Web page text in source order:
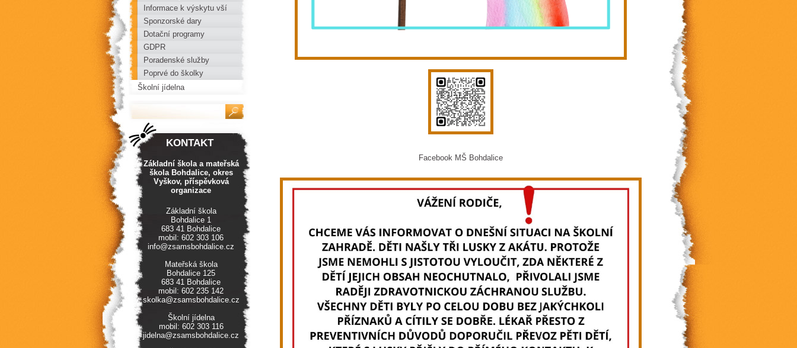
Facebook MŠ Bohdalice
Informace k výskytu vší
Sponzorské dary
Dotační programy
GDPR
Poradenské služby
Poprvé do školky
Školní jídelna
KONTAKT
Základní škola a mateřská
škola Bohdalice, okres
Vyškov, příspěvková
organizace
Základní škola
Bohdalice 1
683 41 Bohdalice
mobil: 602 303 106
info@zsamsbohdalice.cz
Mateřská škola
Bohdalice 125
683 41 Bohdalice
mobil: 602 235 142
skolka@zsamsbohdalice.cz
Školní jídelna
mobil: 602 303 116
jidelna@zsamsbohdalice.cz